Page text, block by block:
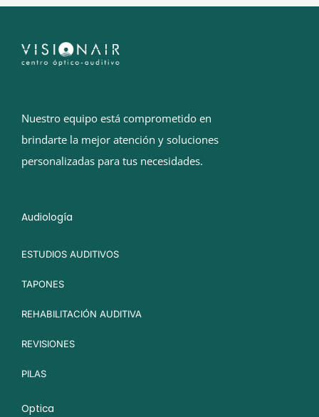
Nuestro equipo está comprometido en
brindarte la mejor atención y soluciones
personalizadas para tus necesidades.
Audiología
ESTUDIOS AUDITIVOS
TAPONES
REHABILITACIÓN AUDITIVA
REVISIONES
PILAS
Optica